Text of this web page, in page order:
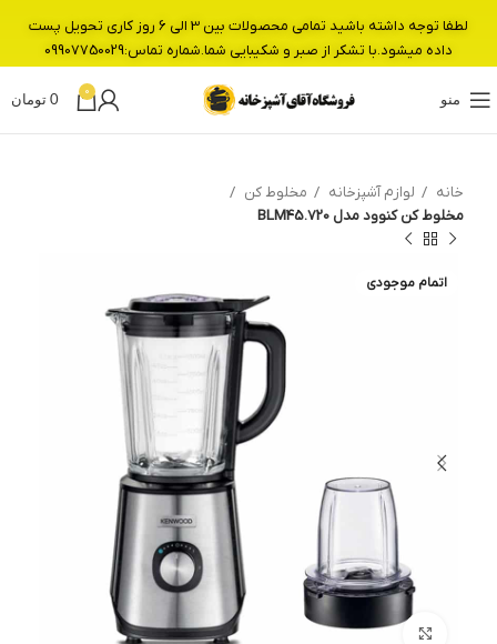
منو
0
0 تومان
خانه لوازم آشپزخانه
مخلوط کن
مخلوط کن کنوود مدل BLM45.720
اتمام موجودی
بزرگنمایی تصویر
لطفا توجه داشته باشید تمامی محصولات بین 3 الی 6 روز کاری تحویل پست
داده میشود.با تشکر از صبر و شکیبایی شما.شماره تماس:09907750029